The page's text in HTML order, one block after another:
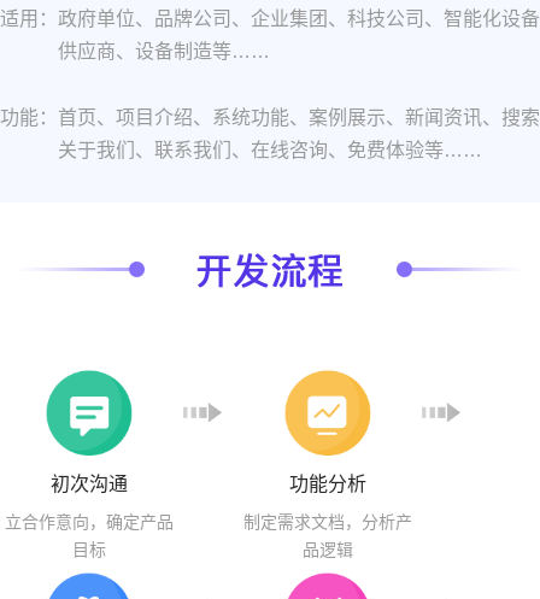
适用： 政府单位、品牌公司、企业集团、科技公司、智能化设备
供应商、设备制造等……
功能： 首页、项目介绍、系统功能、案例展示、新闻资讯、搜索
关于我们、联系我们、在线咨询、免费体验等……
初次沟通
立合作意向，确定产品
目标
功能分析
制定需求文档，分析产
品逻辑